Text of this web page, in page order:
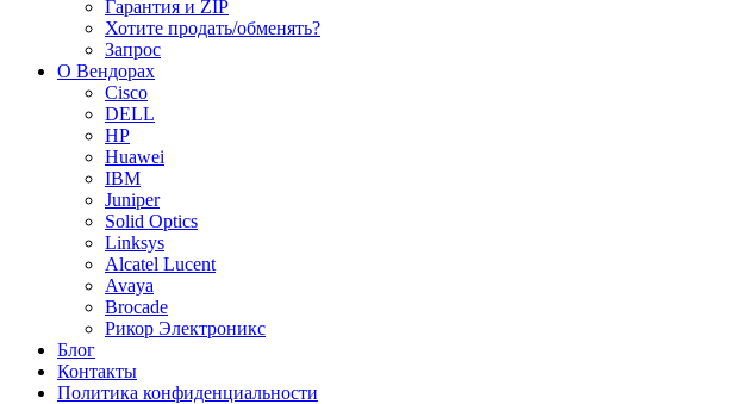
Гарантия и ZIP
Хотите продать/обменять?
Запрос
О Вендорах
Cisco
DELL
HP
Huawei
IBM
Juniper
Solid Optics
Linksys
Alcatel Lucent
Avaya
Brocade
Рикор Электроникс
Блог
Контакты
Политика конфиденциальности